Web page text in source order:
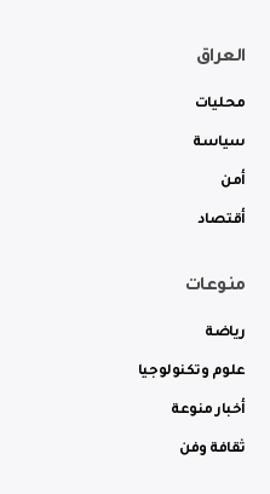
العراق
محليات
سياسة
أمن
أقتصاد
منوعات
رياضة
علوم وتكنولوجيا
أخبار منوعة
ثقافة وفن